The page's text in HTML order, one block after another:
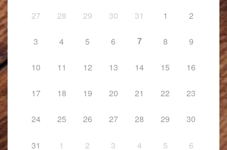
27
28 29 30 31 1 2
3 4 5 6 7 8 9
10 11 12 13 14 15 16
17 18 19 20 21 22 23
24 25 26 27 28 29 30
31 1 2 3 4 5 6